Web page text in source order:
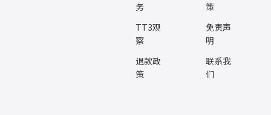
务
TT3观
察
退款政
策
策
免责声
明
联系我
们